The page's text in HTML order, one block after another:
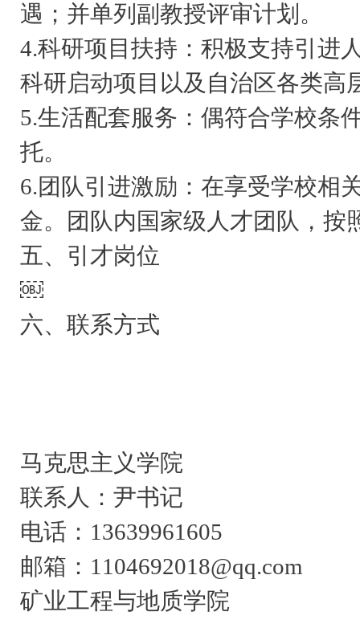
遇；并单列副教授评审计划。
4.科研项目扶持：积极支持引进
科研启动项目以及自治区各类高
5.生活配套服务：偶符合学校条
托。
6.团队引进激励：在享受学校相
金。团队内国家级人才团队，按
五、引才岗位
￼
六、联系方式
马克思主义学院
联系人：尹书记
电话：13639961605
邮箱：1104692018@qq.com
矿业工程与地质学院